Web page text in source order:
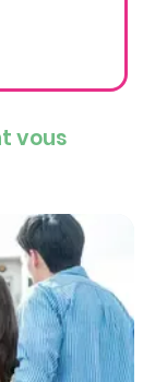
vous